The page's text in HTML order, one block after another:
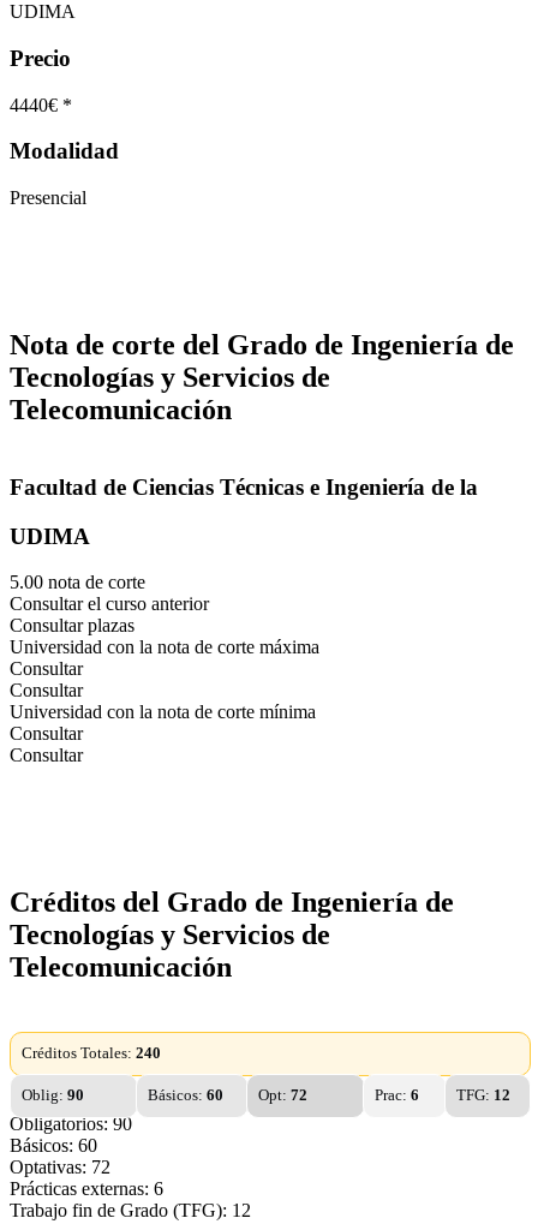
UDIMA
Precio
4440€ *
Modalidad
Presencial
Nota de corte del Grado de Ingeniería de
Tecnologías y Servicios de
Telecomunicación
Facultad de Ciencias Técnicas e Ingeniería de la
UDIMA
5.00 nota de corte
Consultar el curso anterior
Consultar plazas
Universidad con la nota de corte máxima
Consultar
Consultar
Universidad con la nota de corte mínima
Consultar
Consultar
Créditos del Grado de Ingeniería de
Tecnologías y Servicios de
Telecomunicación
Créditos Totales: 240
Oblig: 90 Básicos:60 Opt:72 Prac:6 TFG: 12
Obligatorios: 90
Básicos: 60
Optativas: 72
Prácticas externas: 6
Trabajo fin de Grado (TFG): 12